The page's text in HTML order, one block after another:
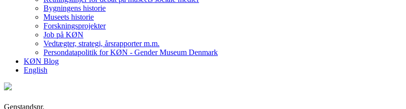
Bygningens historie
Museets historie
Forskningsprojekter
Job på KØN
Vedtægter, strategi, årsrapporter m.m.
Persondatapolitik for KØN - Gender Museum Denmark
KØN Blog
English
Genstandsnr.